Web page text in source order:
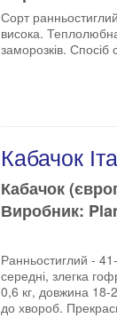
Сорт
висока.
заморозків.
Кабачок
Кабачок
Виробник:
Ранньостиглий -
середні, злегка
0,6 кг, довжина 18-
до хвороб.